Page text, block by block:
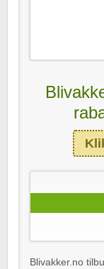
Blivakker.no